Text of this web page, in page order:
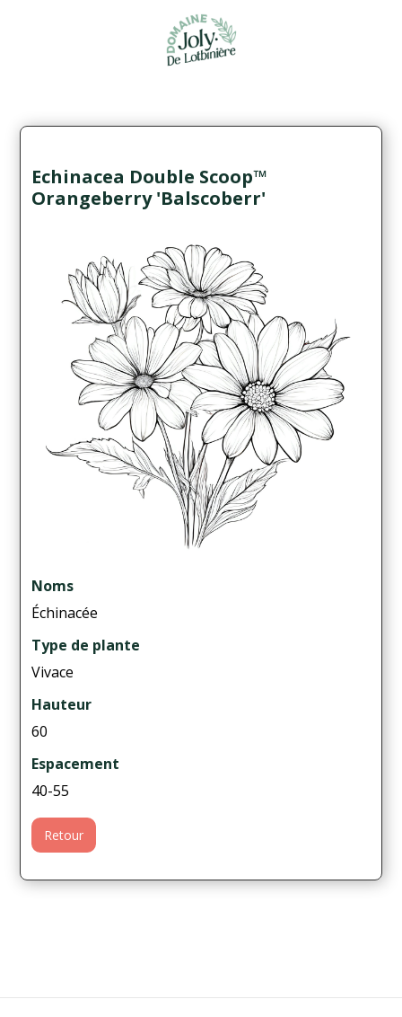
Echinacea Double Scoop™
Orangeberry 'Balscoberr'
Noms
Échinacée
Type de plante
Vivace
Hauteur
60
Espacement
40-55
Retour